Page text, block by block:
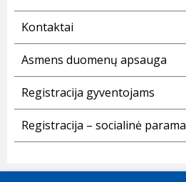
Kontaktai
Asmens duomenų apsauga
Registracija gyventojams
Registracija – socialinė parama